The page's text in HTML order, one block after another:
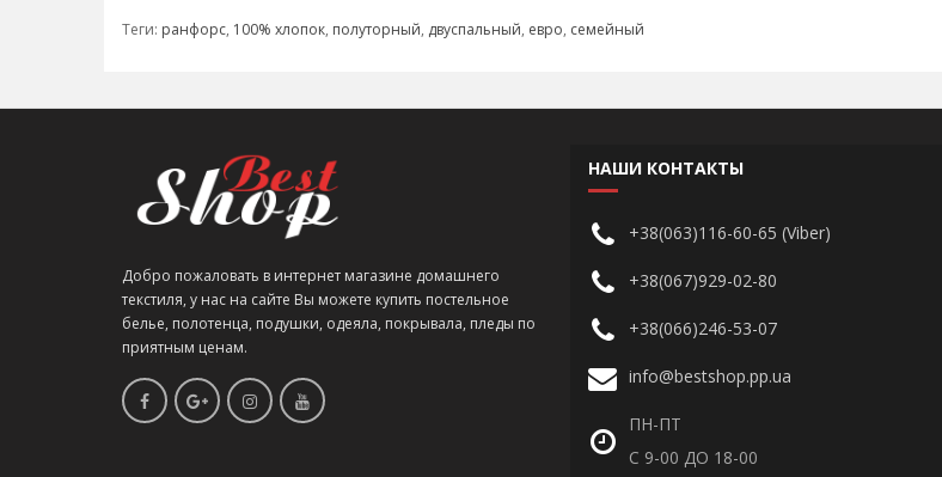
Теги: ранфорс, 100% хлопок, полуторный, двуспальный, евро, семейный
Добро пожаловать в интернет магазине домашнего
текстиля, у нас на сайте Вы можете купить постельное
белье, полотенца, подушки, одеяла, покрывала, пледы по
приятным ценам.
НАШИ КОНТАКТЫ
+38(063)116-60-65 (Viber)
+38(067)929-02-80
+38(066)246-53-07
info@bestshop.pp.ua
ПН-ПТ
С 9-00 ДО 18-00